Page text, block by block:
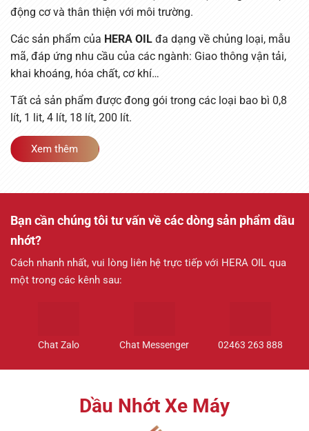
động cơ và thân thiện với môi trường.
Các sản phẩm của HERA OIL đa dạng về chủng loại, mẫu
mã, đáp ứng nhu cầu của các ngành: Giao thông vận tải,
khai khoáng, hóa chất, cơ khí…
Tất cả sản phẩm được đong gói trong các loại bao bì 0,8
lít, 1 lit, 4 lít, 18 lít, 200 lít.
Xem thêm
Bạn cần chúng tôi tư vấn về các dòng sản phẩm dầu
nhớt?
Cách nhanh nhất, vui lòng liên hệ trực tiếp với HERA OIL qua
một trong các kênh sau:
Chat Zalo Chat Messenger 02463 263 888
Dầu Nhớt Xe Máy